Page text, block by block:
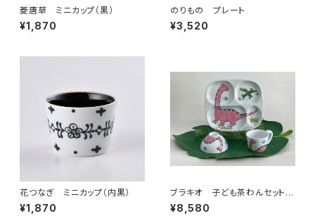
菱唐草 ミニカップ（黒）
¥1,870
のりもの プレート
¥3,520
花つなぎ ミニカップ（内黒）
¥1,870
ブラキオ 子ども茶わんセット
（包装代込）
¥8,580